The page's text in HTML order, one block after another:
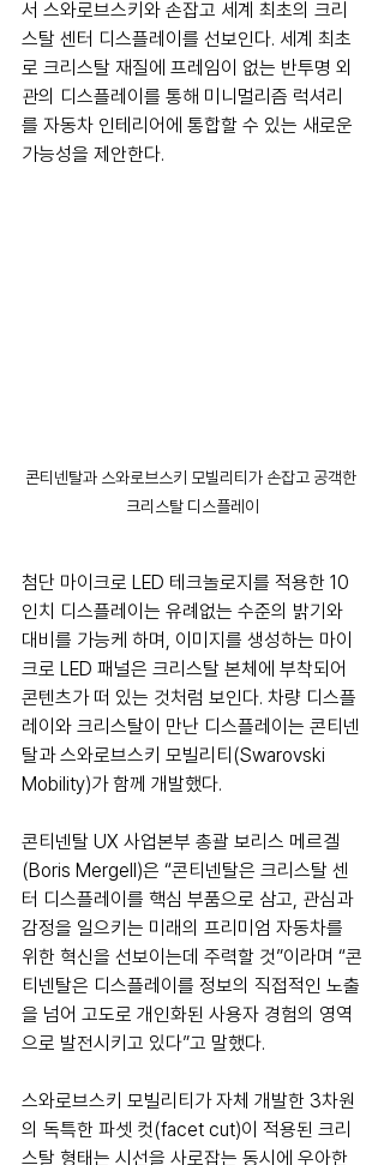
서 스와로브스키와 손잡고 세계 최초의 크리
스탈 센터 디스플레이를 선보인다. 세계 최초
로 크리스탈 재질에 프레임이 없는 반투명 외
관의 디스플레이를 통해 미니멀리즘 럭셔리
를 자동차 인테리어에 통합할 수 있는 새로운
가능성을 제안한다.
콘티넨탈과 스와로브스키 모빌리티가 손잡고 공객한
크리스탈 디스플레이
첨단 마이크로 LED 테크놀로지를 적용한 10
인치 디스플레이는 유례없는 수준의 밝기와
대비를 가능케 하며, 이미지를 생성하는 마이
크로 LED 패널은 크리스탈 본체에 부착되어
콘텐츠가 떠 있는 것처럼 보인다. 차량 디스플
레이와 크리스탈이 만난 디스플레이는 콘티넨
탈과 스와로브스키 모빌리티(Swarovski
Mobility)가 함께 개발했다.
콘티넨탈 UX 사업본부 총괄 보리스 메르겔
(Boris Mergell)은 “콘티넨탈은 크리스탈 센
터 디스플레이를 핵심 부품으로 삼고, 관심과
감정을 일으키는 미래의 프리미엄 자동차를
위한 혁신을 선보이는데 주력할 것”이라며 “콘
티넨탈은 디스플레이를 정보의 직접적인 노출
을 넘어 고도로 개인화된 사용자 경험의 영역
으로 발전시키고 있다”고 말했다.
스와로브스키 모빌리티가 자체 개발한 3차원
의 독특한 파셋 컷(facet cut)이 적용된 크리
스탈 형태는 시선을 사로잡는 동시에 우아한